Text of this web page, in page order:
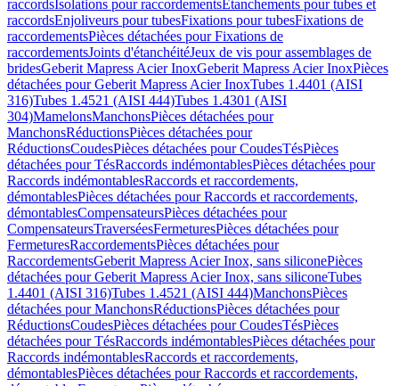
raccordsIsolations pour raccordementsEtanchements pour tubes et
raccordsEnjoliveurs pour tubesFixations pour tubesFixations de
raccordementsPièces détachées pour Fixations de
raccordementsJoints d'étanchéitéJeux de vis pour assemblages de
bridesGeberit Mapress Acier InoxGeberit Mapress Acier InoxPièces
détachées pour Geberit Mapress Acier InoxTubes 1.4401 (AISI
316)Tubes 1.4521 (AISI 444)Tubes 1.4301 (AISI
304)MamelonsManchonsPièces détachées pour
ManchonsRéductionsPièces détachées pour
RéductionsCoudesPièces détachées pour CoudesTésPièces
détachées pour TésRaccords indémontablesPièces détachées pour
Raccords indémontablesRaccords et raccordements,
démontablesPièces détachées pour Raccords et raccordements,
démontablesCompensateursPièces détachées pour
CompensateursTraverséesFermeturesPièces détachées pour
FermeturesRaccordementsPièces détachées pour
RaccordementsGeberit Mapress Acier Inox, sans siliconePièces
détachées pour Geberit Mapress Acier Inox, sans siliconeTubes
1.4401 (AISI 316)Tubes 1.4521 (AISI 444)ManchonsPièces
détachées pour ManchonsRéductionsPièces détachées pour
RéductionsCoudesPièces détachées pour CoudesTésPièces
détachées pour TésRaccords indémontablesPièces détachées pour
Raccords indémontablesRaccords et raccordements,
démontablesPièces détachées pour Raccords et raccordements,